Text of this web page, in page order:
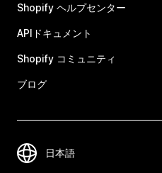
Shopify ヘルプセンター
APIドキュメント
Shopify コミュニティ
ブログ